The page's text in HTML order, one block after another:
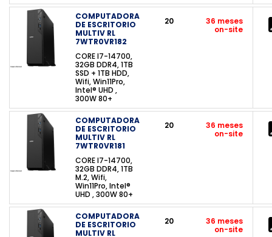
COMPUTADORA
DE ESCRITORIO
MULTIV RL
7WTR0VR182
CORE I7-14700,
32GB DDR4, 1TB
SSD + 1TB HDD,
Wifi, Win11Pro,
Intel® UHD ,
300W 80+
20
36 meses
on-site
COMPUTADORA
DE ESCRITORIO
MULTIV RL
7WTR0VR181
CORE I7-14700,
32GB DDR4, 1TB
M.2, Wifi,
Win11Pro, Intel®
UHD , 300W 80+
20
36 meses
on-site
COMPUTADORA
DE ESCRITORIO
MULTIV RL
20
36 meses
on-site